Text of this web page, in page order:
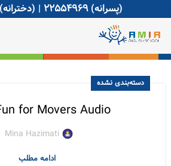
(پسرانه)22554969
|
دسته‌بندی نشده
for Movers Audio
Mina Hazimati
ادامه مطلب